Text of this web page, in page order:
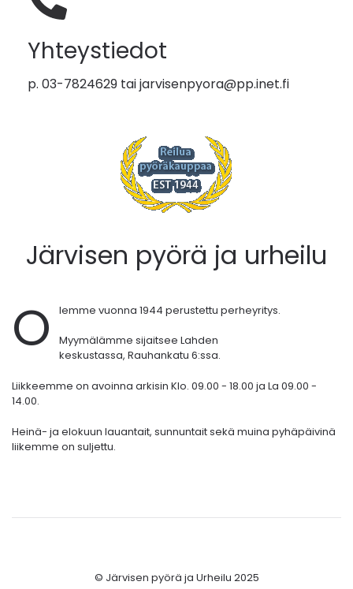
Yhteystiedot
p. 03-7824629 taijarvisenpyora@pp.inet.fi
Järvisen pyörä ja urheilu
O
lemme vuonna 1944 perustettu perheyritys.
Myymälämme sijaitsee Lahden
keskustassa, Rauhankatu 6:ssa.
Liikkeemme on avoinna arkisin Klo. 09.00 - 18.00 ja La 09.00 -
14.00.
Heinä- ja elokuun lauantait, sunnuntait sekä muina pyhäpäivinä
liikemme on suljettu.
© Järvisen pyörä ja Urheilu 2025